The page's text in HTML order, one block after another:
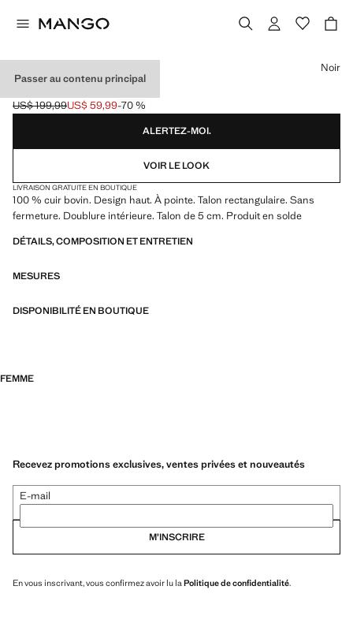
Passer au contenu principal
BOTTES CUIR TALON
Prix initial barré [US$ 199,99 ]
US$ 199,99
Prix actuel [US$ 59,99 ]
US$ 59,99-70 %
Choisissez une couleur
Noir
ALERTEZ-MOI.
VOIR LE LOOK
LIVRAISON GRATUITE EN BOUTIQUE
100 % cuir bovin. Design haut. À pointe. Talon rectangulaire. Sans
fermeture. Doublure intérieure. Talon de 5 cm. Produit en solde
DÉTAILS, COMPOSITION ET ENTRETIEN
MESURES
DISPONIBILITÉ EN BOUTIQUE
FEMME
Recevez promotions exclusives, ventes privées et nouveautés
E-mail
M’INSCRIRE
En vous inscrivant, vous confirmez avoir lu la Politique de confidentialité.